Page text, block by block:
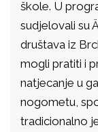
škole. U
sudjelovali su
društava iz
mogli pratiti i
natjecanje u
nogometu,
tradicionalno